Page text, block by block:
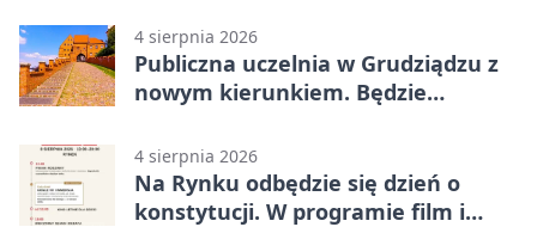
4 sierpnia 2026
Publiczna uczelnia w Grudziądzu z
nowym kierunkiem. Będzie
4 sierpnia 2026
Na Rynku odbędzie się dzień o
konstytucji. W programie film i